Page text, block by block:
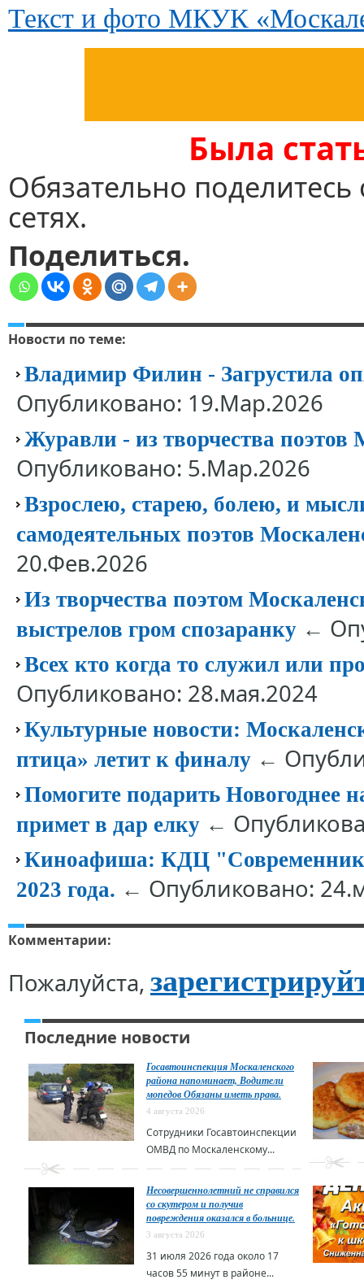
Текст и фото МКУК
Была
Обязательно
сетях.
Поделиться.
Новости по теме:
Владимир Филин - Загрустила
Опубликовано: 19.Мар.2026
Журавли - из творчества поэтов
Опубликовано: 5.Мар.2026
Взрослею, старею, болею, и
самодеятельных поэтов
20.Фев.2026
Из творчества поэтом
выстрелов гром спозаранку ←
Всех кто когда то служил или
Опубликовано: 28.мая.2024
Культурные новости:
птица» летит к финалу ←
Помогите подарить Новогоднее
примет в дар елку ←
Киноафиша: КДЦ
2023 года. ← Опубликовано:
Комментарии:
Пожалуйста,
Последние новости
Госавтоинспекция Москаленского
района напоминает, Водители
мопедов Обязаны иметь права.
4 августа 2026
Сотрудники Госавтоинспекции
ОМВД по Москаленскому...
Несовершеннолетний не справился
со скутером и получив
повреждения оказался в больнице.
3 августа 2026
31 июля 2026 года около 17
часов 55 минут в районе...